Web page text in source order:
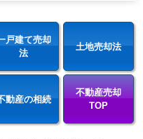
戸建て売却
法
土地売却法
動産の相続
不動産売却
TOP